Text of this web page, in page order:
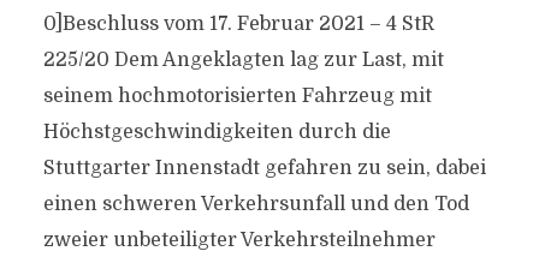
0]Beschluss vom 17. Februar 2021 – 4 StR
225/20 Dem Angeklagten lag zur Last, mit
seinem hochmotorisierten Fahrzeug mit
Höchstgeschwindigkeiten durch die
Stuttgarter Innenstadt gefahren zu sein, dabei
einen schweren Verkehrsunfall und den Tod
zweier unbeteiligter Verkehrsteilnehmer